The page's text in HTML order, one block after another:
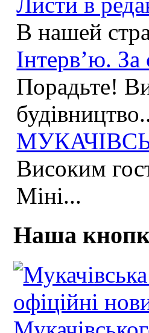
В нашей
Інтерв’ю.
Порадьте!
Високим
Міні...
Наша